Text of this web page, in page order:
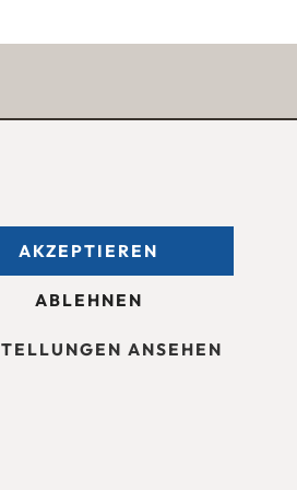
AKZEPTIEREN
ABLEHNEN
ANSEHEN
:
Uhr